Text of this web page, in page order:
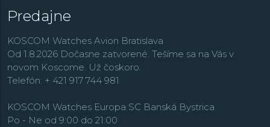
Predajne
KOSCOM Watches Avion Bratislava
Od 1.8.2026 Dočasne zatvorené. Tešíme sa na Vás v
novom Koscome. Už čoskoro.
Telefón: + 421 917 744 981
KOSCOM Watches Europa SC Banská Bystrica
Po - Ne od 9:00 do 21:00